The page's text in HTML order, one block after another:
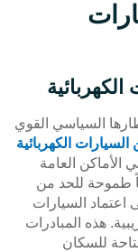
السياسي القوي
الكهربائية
العامة
طموحة للحد من
اعتماد السيارات
هذه المبادرات
للسكان